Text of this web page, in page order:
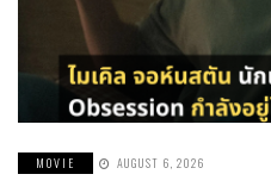
MOVIE AUGUST 6, 2026